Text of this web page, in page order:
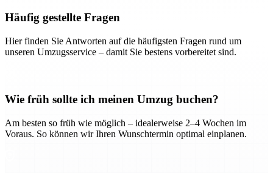
Häufig gestellte Fragen
Hier finden Sie Antworten auf die häufigsten Fragen rund um
unseren Umzugsservice – damit Sie bestens vorbereitet sind.
Wie früh sollte ich meinen Umzug buchen?
Am besten so früh wie möglich – idealerweise 2–4 Wochen im
Voraus. So können wir Ihren Wunschtermin optimal einplanen.